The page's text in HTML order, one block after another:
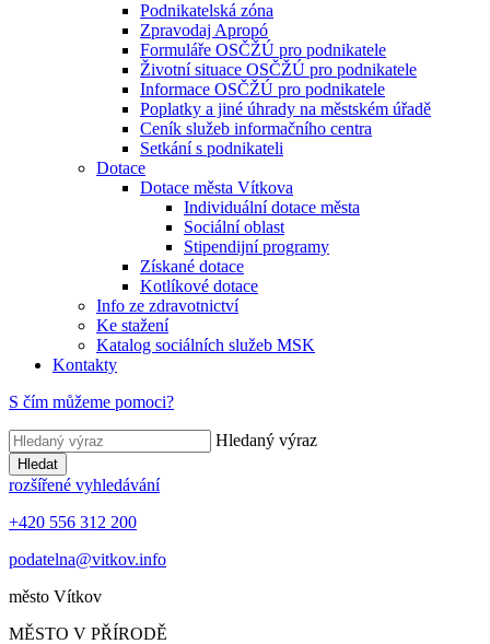
Podnikatelská zóna
Zpravodaj Apropó
Formuláře OSČŽÚ pro podnikatele
Životní situace OSČŽÚ pro podnikatele
Informace OSČŽÚ pro podnikatele
Poplatky a jiné úhrady na městském úřadě
Ceník služeb informačního centra
Setkání s podnikateli
Dotace
Dotace města Vítkova
Individuální dotace města
Sociální oblast
Stipendijní programy
Získané dotace
Kotlíkové dotace
Info ze zdravotnictví
Ke stažení
Katalog sociálních služeb MSK
Kontakty
S čím můžeme pomoci?
Hledaný výraz
Hledat
rozšířené vyhledávání
+420 556 312 200
podatelna@vitkov.info
město Vítkov
MĚSTO V PŘÍRODĚ